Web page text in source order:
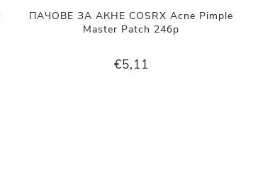
ПАЧОВЕ ЗА АКНЕ COSRX Acne Pimple
Master Patch 24бр
€5,11